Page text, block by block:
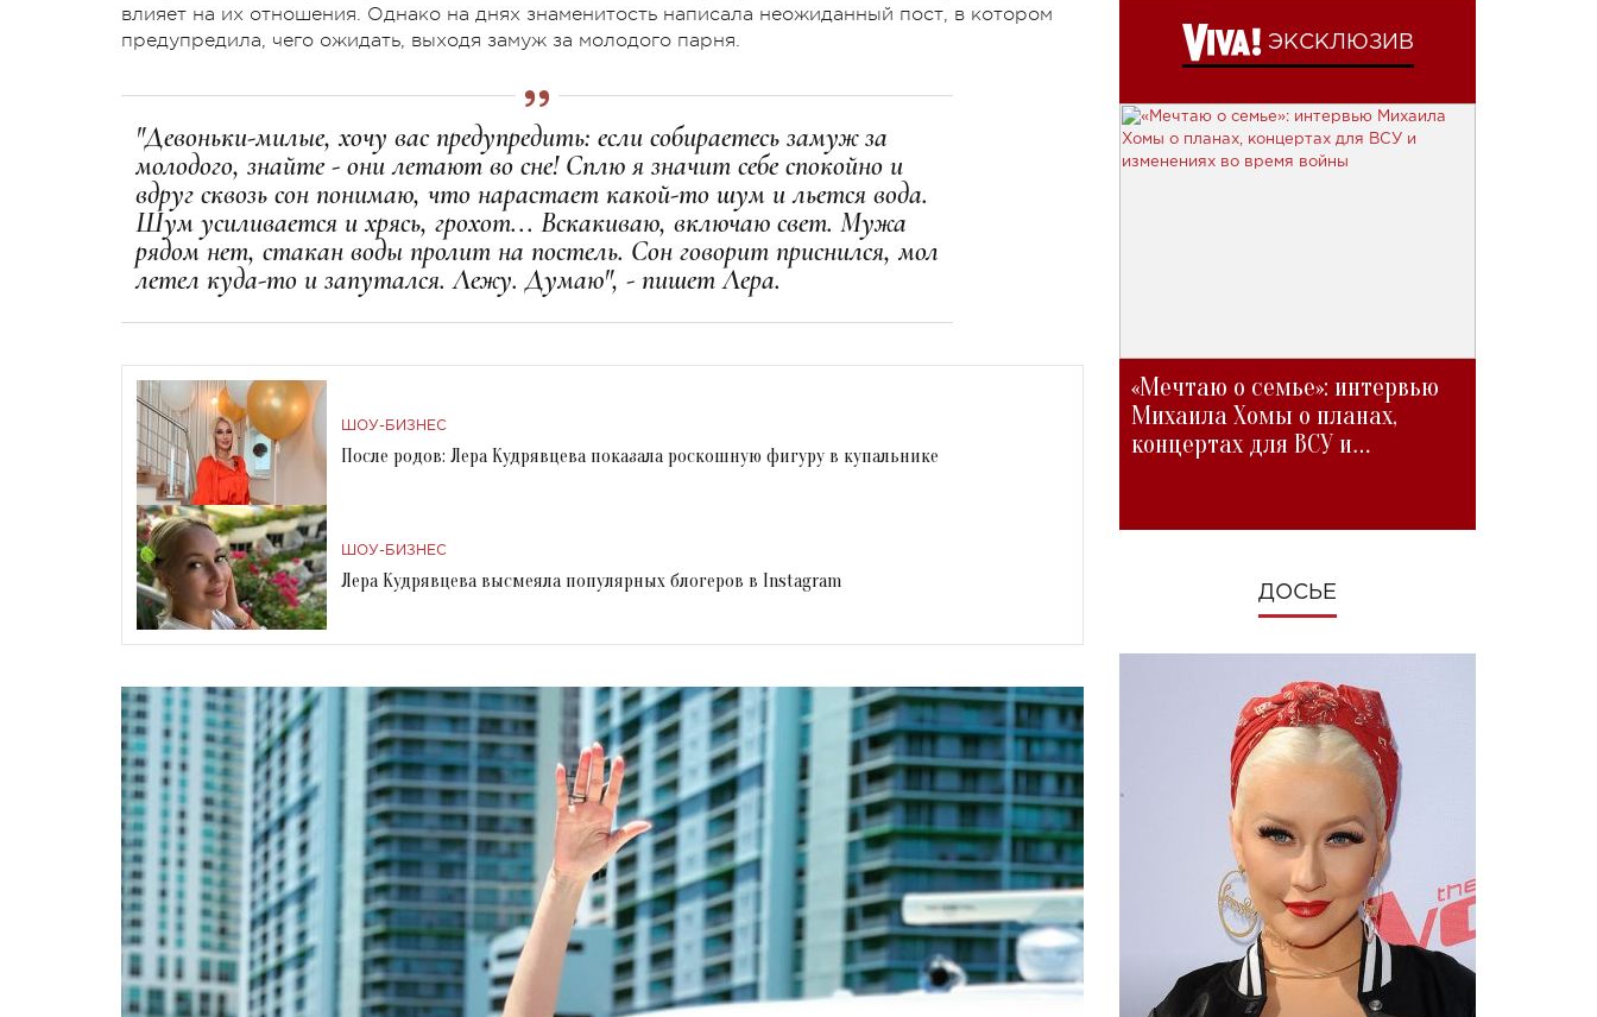
влияет на их отношения. Однако на днях знаменитость написала неожиданный пост, в котором
предупредила, чего ожидать, выходя замуж за молодого парня.
"Девоньки-милые, хочу вас предупредить: если собираетесь замуж за
молодого, знайте - они летают во сне! Сплю я значит себе спокойно и
вдруг сквозь сон понимаю, что нарастает какой-то шум и льется вода.
Шум усиливается и хрясь, грохот... Вскакиваю, включаю свет. Мужа
рядом нет, стакан воды пролит на постель. Сон говорит приснился, мол
летел куда-то и запутался. Лежу. Думаю", - пишет Лера.
ШОУ-БИЗНЕС
После родов: Лера Кудрявцева показала роскошную фигуру в купальнике
ШОУ-БИЗНЕС
Лера Кудрявцева высмеяла популярных блогеров в Instagram
ЭКСКЛЮЗИВ
«Мечтаю о семье»: интервью
Михаила Хомы о планах,
концертах для ВСУ и
ДОСЬЕ